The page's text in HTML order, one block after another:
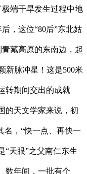
端干旱发生过程中地
，这位“80后”东北姑
藏高原的东南边，起
新脉冲星！这是500米
转期间交出的成就
的天文学家来说，初
名，“快一点、再快一
“天眼”之父南仁东生
数年间，一批有个